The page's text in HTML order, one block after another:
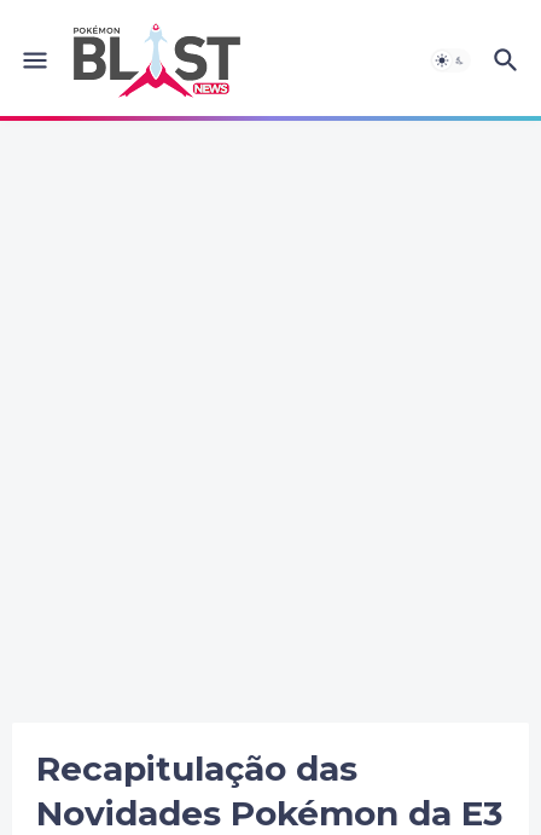
Recapitulação das
Novidades Pokémon da E3